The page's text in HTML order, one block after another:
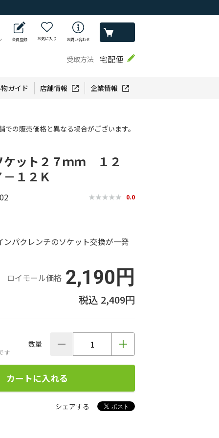
会員登録 お気に入り お問い合わせ
受取方法 宅配便
ガイド 店舗情報 企業情報
の販売価格と異なる場合がございます。
ット２７ｍｍ １２
１２Ｋ
0.0
パクレンチのソケット交換が一発
ロイモール価格 2,190円
2,409円
す
数量
カートに入れる
シェアする